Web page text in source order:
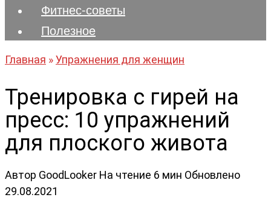
Фитнес-советы
Полезноe
Главная »Упражнения для женщин
Тренировка с гирей на
пресс: 10 упражнений
для плоского живота
Автор GoodLooker На чтение 6 мин Обновлено
29.08.2021